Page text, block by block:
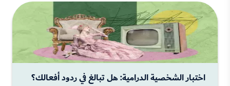
اختبار الشخصية الدرامية: هل تبالغ في ردود أفعالك؟